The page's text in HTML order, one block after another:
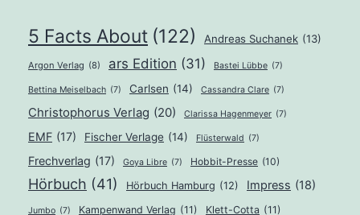
5 Facts About (122) Andreas Suchanek (13)
Argon Verlag (8) ars Edition (31) Bastei Lübbe (7)
Bettina Meiselbach (7) Carlsen (14) Cassandra Clare (7)
Christophorus Verlag (20) Clarissa Hagenmeyer (7)
EMF (17) Fischer Verlage (14) Flüsterwald (7)
Frechverlag (17) Goya Libre (7) Hobbit-Presse (10)
Hörbuch (41) Hörbuch Hamburg (12) Impress (18)
Jumbo (7) Kampenwand Verlag (11) Klett-Cotta (11)